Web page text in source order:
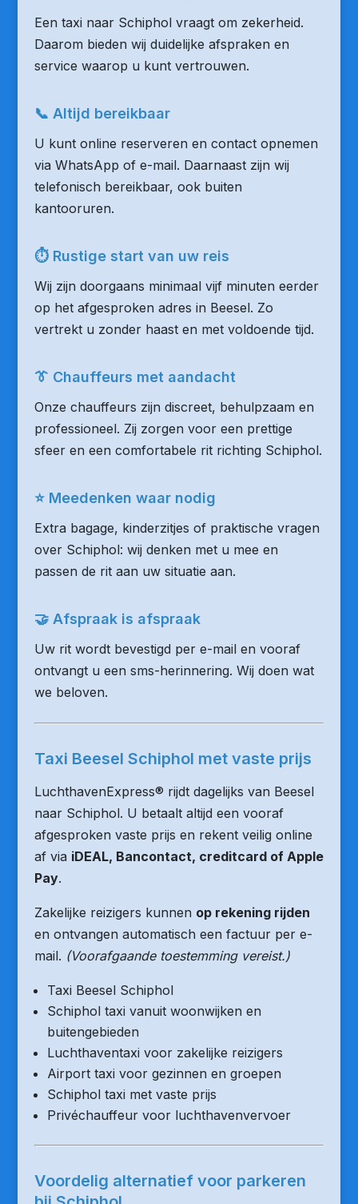
Een taxi naar Schiphol vraagt om zekerheid.
Daarom bieden wij duidelijke afspraken en
service waarop u kunt vertrouwen.
📞 Altijd bereikbaar
U kunt online reserveren en contact opnemen
via WhatsApp of e-mail. Daarnaast zijn wij
telefonisch bereikbaar, ook buiten
kantooruren.
⏱ Rustige start van uw reis
Wij zijn doorgaans minimaal vijf minuten eerder
op het afgesproken adres in Beesel. Zo
vertrekt u zonder haast en met voldoende tijd.
👔 Chauffeurs met aandacht
Onze chauffeurs zijn discreet, behulpzaam en
professioneel. Zij zorgen voor een prettige
sfeer en een comfortabele rit richting Schiphol.
⭐ Meedenken waar nodig
Extra bagage, kinderzitjes of praktische vragen
over Schiphol: wij denken met u mee en
passen de rit aan uw situatie aan.
🤝 Afspraak is afspraak
Uw rit wordt bevestigd per e-mail en vooraf
ontvangt u een sms-herinnering. Wij doen wat
we beloven.
Taxi Beesel Schiphol met vaste prijs
LuchthavenExpress® rijdt dagelijks van Beesel
naar Schiphol. U betaalt altijd een vooraf
afgesproken vaste prijs en rekent veilig online
af via iDEAL, Bancontact, creditcard of Apple
Pay.
Zakelijke reizigers kunnen op rekening rijden
en ontvangen automatisch een factuur per e-
mail. (Voorafgaande toestemming vereist.)
Taxi Beesel Schiphol
Schiphol taxi vanuit woonwijken en
buitengebieden
Luchthaventaxi voor zakelijke reizigers
Airport taxi voor gezinnen en groepen
Schiphol taxi met vaste prijs
Privéchauffeur voor luchthavenvervoer
Voordelig alternatief voor parkeren